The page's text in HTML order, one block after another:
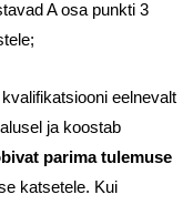
A osa punkti 3
eelnevalt
ja koostab
parima tulemuse
katsetele. Kui